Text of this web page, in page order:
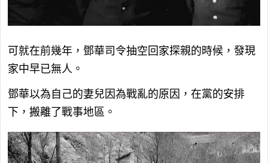
可就在前幾年，鄧華司令抽空回家探親的時候，發現
家中早已無人。
鄧華以為自己的妻兒因為戰亂的原因，在黨的安排
下，搬離了戰事地區。